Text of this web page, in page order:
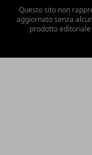
Questo sito non
aggiornato senza
prodotto editoriale